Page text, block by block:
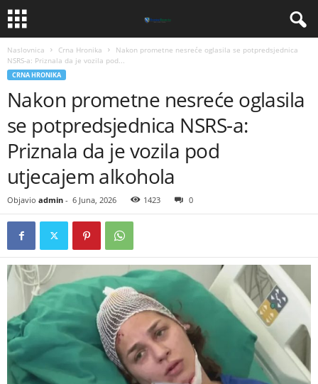
Naslovnica Crna Hronika
​Nakon prometne nesreće oglasila se potpredsjednica
NSRS-a: Priznala da je vozila pod...
CRNA HRONIKA
​Nakon prometne nesreće oglasila
se potpredsjednica NSRS-a:
Priznala da je vozila pod
utjecajem alkohola
Objavio admin - 6 Juna, 2026 1423 0